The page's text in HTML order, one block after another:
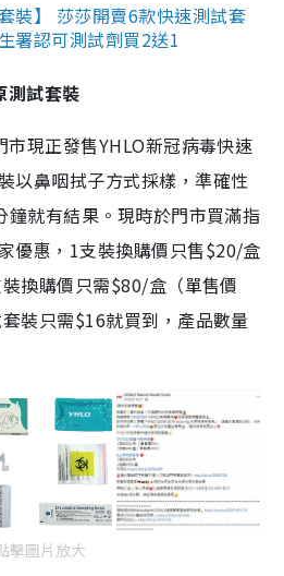
裝】 莎莎開賣6款快速測試套
署認可測試劑買2送1
測試套裝
市現正發售YHLO新冠病毒快速
以鼻咽拭子方式採樣，準確性
就有結果。現時於門市買滿指
優惠，1支裝換購價只售$20/盒
裝換購價只需$80/盒（單售價
裝只需$16就買到，產品數量
擊圖片放大